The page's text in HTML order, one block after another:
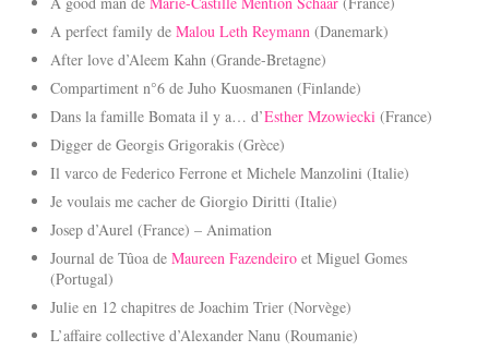
A perfect family deMalou Leth Reymann (Danemark)
After love d’Aleem Kahn (Grande-Bretagne)
Compartiment n°6 de Juho Kuosmanen (Finlande)
Dans la famille Bomata il y a… d’Esther Mzowiecki (France)
Digger de Georgis Grigorakis (Grèce)
Il varco de Federico Ferrone et Michele Manzolini (Italie)
Je voulais me cacher de Giorgio Diritti (Italie)
Josep d’Aurel (France) – Animation
Journal de Tûoa deMaureen Fazendeiro et Miguel Gomes
(Portugal)
Julie en 12 chapitres de Joachim Trier (Norvège)
L’affaire collective d’Alexander Nanu (Roumanie)